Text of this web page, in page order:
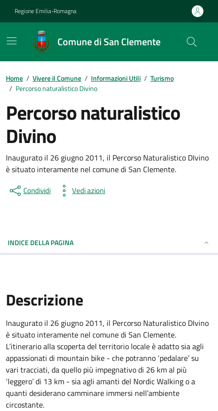
Regione Emilia-Romagna
Comune di San Clemente
Contenuti in evidenza
Home / Vivere il Comune / Informazioni Utili / Turismo
/ Percorso naturalistico Divino
Percorso naturalistico
Divino
Inaugurato il 26 giugno 2011, il Percorso Naturalistico DIvino
è situato interamente nel comune di San Clemente.
Condividi Vedi azioni
INDICE DELLA PAGINA
Descrizione
Inaugurato il 26 giugno 2011, il Percorso Naturalistico DIvino
è situato interamente nel comune di San Clemente.
L’itinerario alla scoperta del territorio locale è adatto sia agli
appassionati di mountain bike - che potranno ‘pedalare’ su
vari tracciati, da quello più impegnativo di 26 km al più
‘leggero’ di 13 km - sia agli amanti del Nordic Walking o a
quanti desiderano camminare immersi nell’ambiente
circostante.